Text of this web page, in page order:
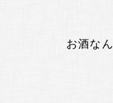
お酒な